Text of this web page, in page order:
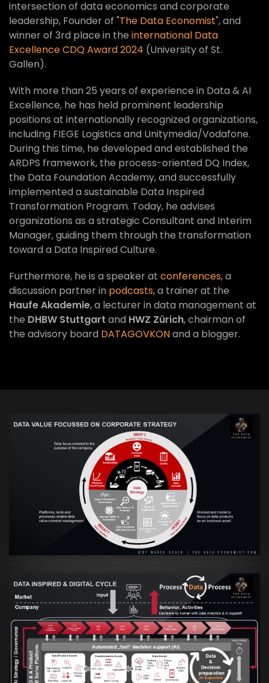
intersection of data economics and corporate
leadership, Founder of "The Data Economist", and
winner of 3rd place in the international Data
Excellence CDQ Award 2024 (University of St.
Gallen).
With more than 25 years of experience in Data & AI
Excellence, he has held prominent leadership
positions at internationally recognized organizations,
including FIEGE Logistics and Unitymedia/Vodafone.
During this time, he developed and established the
ARDPS framework, the process-oriented DQ Index,
the Data Foundation Academy, and successfully
implemented a sustainable Data Inspired
Transformation Program. Today, he advises
organizations as a strategic Consultant and Interim
Manager, guiding them through the transformation
toward a Data Inspired Culture.
Furthermore, he is a speaker at conferences, a
discussion partner in podcasts, a trainer at the
Haufe Akademie, a lecturer in data management at
the DHBW Stuttgart and HWZ Zürich, chairman of
the advisory board DATAGOVKONand a blogger.
VIEW
Artikel:Prozesse und Daten müssen Hand
in Hand gehen
VIEW